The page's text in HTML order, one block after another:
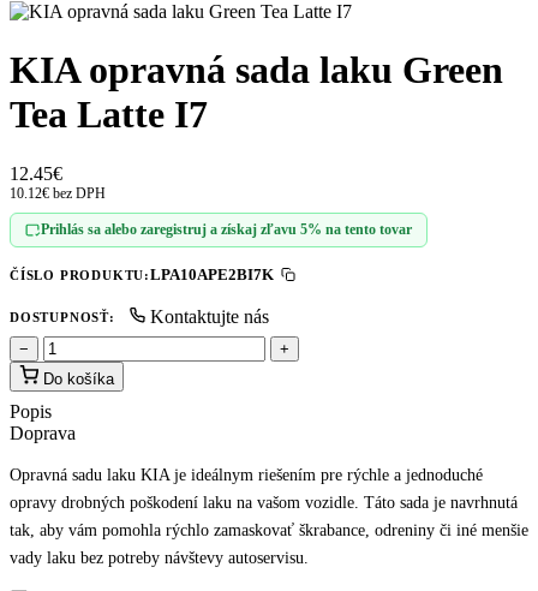
KIA opravná sada laku Green
Tea Latte I7
12.45€
10.12€ bez DPH
Prihlás sa alebo zaregistruj a získaj zľavu 5% na tento tovar
ČÍSLO PRODUKTU:LPA10APE2BI7K
DOSTUPNOSŤ: Kontaktujte nás
−
+
Do košíka
Popis
Doprava
Opravná sadu laku KIA je ideálnym riešením pre rýchle a jednoduché
opravy drobných poškodení laku na vašom vozidle. Táto sada je navrhnutá
tak, aby vám pomohla rýchlo zamaskovať škrabance, odreniny či iné menšie
vady laku bez potreby návštevy autoservisu.